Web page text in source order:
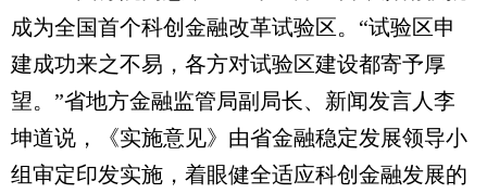
成为全国首个科创金融改革试验区。“试验区申
建成功来之不易，各方对试验区建设都寄予厚
望。”省地方金融监管局副局长、新闻发言人李
坤道说，《实施意见》由省金融稳定发展领导小
组审定印发实施，着眼健全适应科创金融发展的